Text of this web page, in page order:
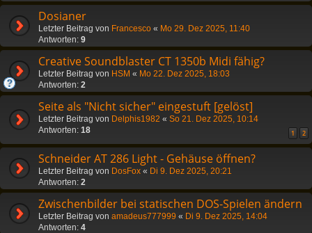
Dosianer
Letzter Beitrag von Francesco « Mo 29. Dez 2025, 11:40
Antworten: 9
Creative Soundblaster CT 1350b Midi fähig?
Letzter Beitrag von HSM « Mo 22. Dez 2025, 18:03
Antworten: 2
Seite als "Nicht sicher" eingestuft [gelöst]
Letzter Beitrag von Delphis1982 « So 21. Dez 2025, 10:14
Antworten: 18 1 2
Schneider AT 286 Light - Gehäuse öffnen?
Letzter Beitrag von DosFox « Di 9. Dez 2025, 20:21
Antworten: 2
Zwischenbilder bei statischen DOS-Spielen ändern
Letzter Beitrag von amadeus777999 « Di 9. Dez 2025, 14:04
Antworten: 4